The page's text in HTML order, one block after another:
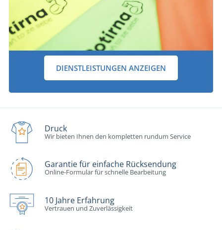
DIENSTLEISTUNGEN ANZEIGEN
Druck
Wir bieten Ihnen den kompletten rundum Service
Garantie für einfache Rücksendung
Online-Formular für schnelle Bearbeitung
10 Jahre Erfahrung
Vertrauen und Zuverlässigkeit